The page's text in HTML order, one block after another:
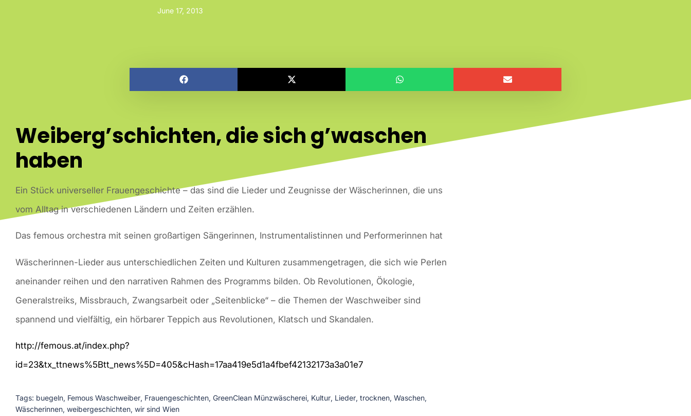
June 17, 2013
Weiberg’schichten, die sich g’waschen
haben
Ein Stück universeller Frauengeschichte – das sind die Lieder und Zeugnisse der Wäscherinnen, die uns
vom Alltag in verschiedenen Ländern und Zeiten erzählen.
Das femous orchestra mit seinen großartigen Sängerinnen, Instrumentalistinnen und Performerinnen hat
Wäscherinnen-Lieder aus unterschiedlichen Zeiten und Kulturen zusammengetragen, die sich wie Perlen
aneinander reihen und den narrativen Rahmen des Programms bilden. Ob Revolutionen, Ökologie,
Generalstreiks, Missbrauch, Zwangsarbeit oder „Seitenblicke“ – die Themen der Waschweiber sind
spannend und vielfältig, ein hörbarer Teppich aus Revolutionen, Klatsch und Skandalen.
http://femous.at/index.php?
id=23&tx_ttnews%5Btt_news%5D=405&cHash=17aa419e5d1a4fbef42132173a3a01e7
Tags: buegeln, Femous Waschweiber, Frauengeschichten, GreenClean Münzwäscherei, Kultur, Lieder, trocknen, Waschen,
Wäscherinnen, weibergeschichten, wir sind Wien